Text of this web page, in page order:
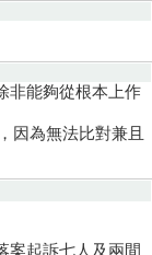
非能夠從根本上作
因為無法比對兼且
案起訴七人及兩間